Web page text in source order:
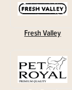
Fresh Valley